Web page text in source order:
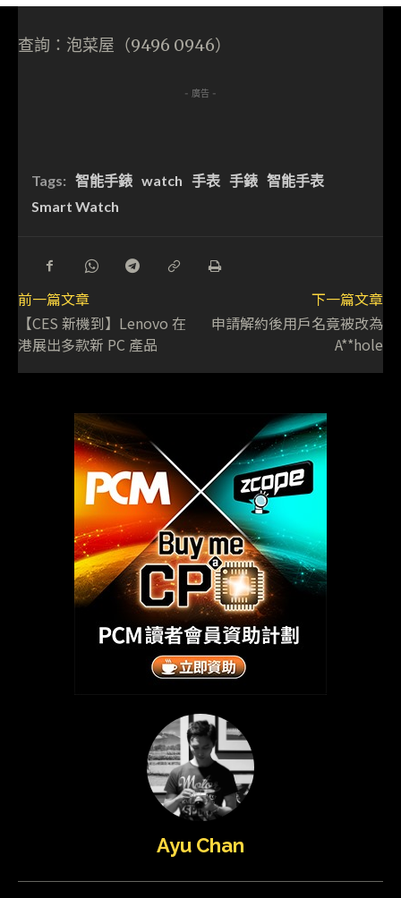
查詢：泡菜屋（9496 0946）
- 廣告 -
Tags: 智能手錶 watch 手表 手錶 智能手表
Smart Watch
前一篇文章
【CES 新機到】Lenovo 在
港展出多款新 PC 產品
下一篇文章
申請解約後用戶名竟被改為
A**hole
Ayu Chan